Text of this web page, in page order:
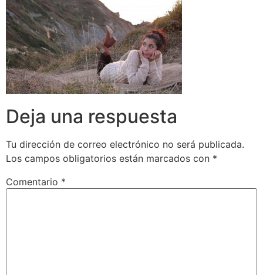
Deja una respuesta
Tu dirección de correo electrónico no será publicada.
Los campos obligatorios están marcados con *
Comentario *